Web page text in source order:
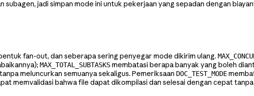
jadi simpan mode ini untuk pekerjaan yang sepadan dengan
fan-out, dan seberapa sering penyegar mode dikirim ulang.
MAX_TOTAL_SUBTASKSmembatasi berapa banyak yang boleh
meluncurkan semuanya sekaligus. Pemeriksaan DOC_TEST_MODE
memvalidasi bahwa file dapat dikompilasi dan selesai dengan cepat